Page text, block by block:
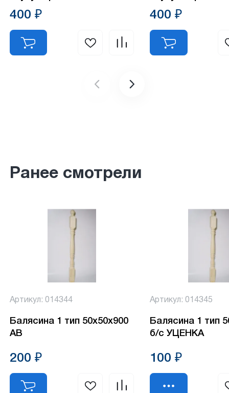
400 ₽ 400 ₽
Ранее смотрели
Артикул: 014344
Балясина 1 тип 50х50х900
АВ
200 ₽
Артикул: 014345
Балясина 1 тип
б/с УЦЕНКА
100 ₽